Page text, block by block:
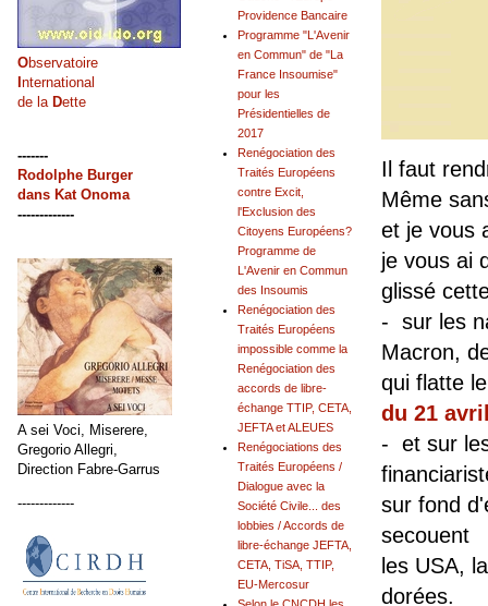
Il faut
Même
et je vous
je vous ai
glissé
- sur les
Macron,
qui flatte
du 21
- et sur
sur fond
secouent
les USA,
dorées.
Providence Bancaire
Programme "L'Avenir
en Commun" de "La
France Insoumise"
pour les
Présidentielles de
2017
Renégociation des
Traités Européens
contre Excit,
l'Exclusion des
Citoyens Européens?
Programme de
L'Avenir en Commun
des Insoumis
Renégociation des
Traités Européens
impossible comme la
Renégociation des
accords de libre-
échange TTIP, CETA,
JEFTA et ALEUES
Renégociations des
Traités Européens /
Dialogue avec la
Société Civile... des
lobbies / Accords de
libre-échange JEFTA,
CETA, TiSA, TTIP,
EU-Mercosur
Observatoire
International
de la Dette
-------
Rodolphe Burger
dans Kat Onoma
-------------
A sei Voci, Miserere,
Gregorio Allegri,
Direction Fabre-Garrus
-------------